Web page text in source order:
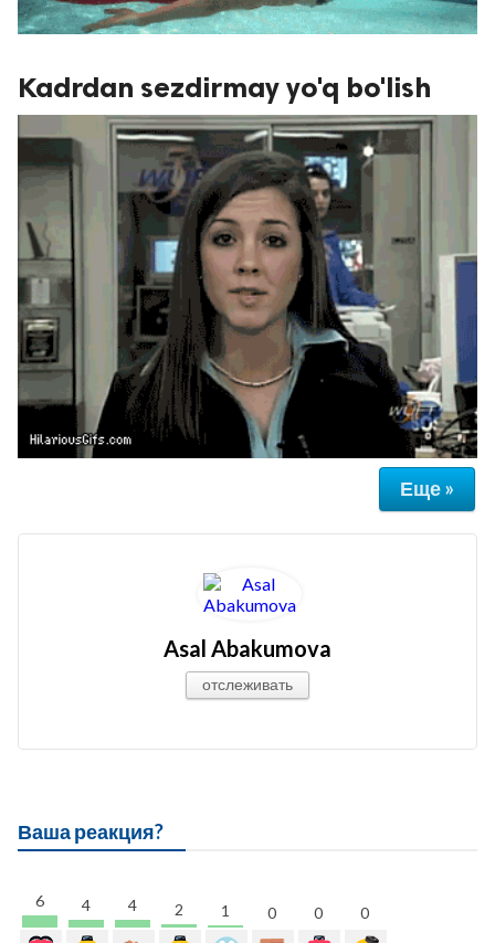
Kadrdan sezdirmay yo'q bo'lish
Еще »
Asal Abakumova
отслеживать
Ваша реакция?
6 4 4 2 1 0 0 0